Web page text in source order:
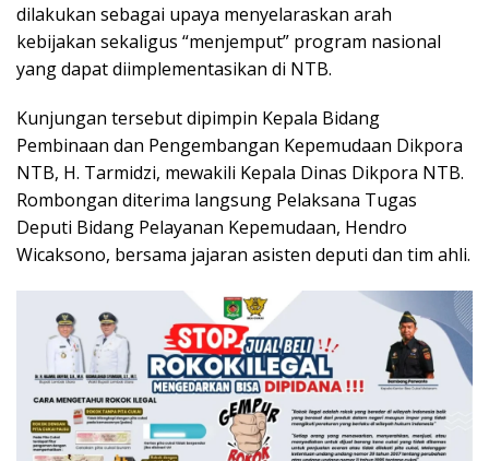
dilakukan sebagai upaya menyelaraskan arah
kebijakan sekaligus “menjemput” program nasional
yang dapat diimplementasikan di NTB.
Kunjungan tersebut dipimpin Kepala Bidang
Pembinaan dan Pengembangan Kepemudaan Dikpora
NTB, H. Tarmidzi, mewakili Kepala Dinas Dikpora NTB.
Rombongan diterima langsung Pelaksana Tugas
Deputi Bidang Pelayanan Kepemudaan, Hendro
Wicaksono, bersama jajaran asisten deputi dan tim ahli.